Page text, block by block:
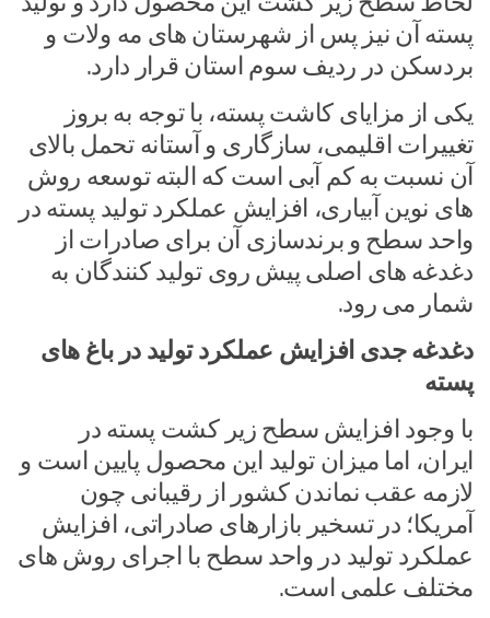
پسته آن نیز پس از شهرستان های مه ولات و
بردسکن در ردیف سوم استان قرار دارد.
یکی از مزایای کاشت پسته، با توجه به بروز
تغییرات اقلیمی، سازگاری و آستانه تحمل بالای
آن نسبت به کم آبی است که البته توسعه روش
های نوین آبیاری، افزایش عملکرد تولید پسته در
واحد سطح و برندسازی آن برای صادرات از
دغدغه های اصلی پیش روی تولید کنندگان به
شمار می رود.
دغدغه جدی افزایش عملکرد تولید در باغ های
پسته
با وجود افزایش سطح زیر کشت پسته در
ایران، اما میزان تولید این محصول پایین است و
لازمه عقب نماندن کشور از رقیبانی چون
آمریکا؛ در تسخیر بازارهای صادراتی، افزایش
عملکرد تولید در واحد سطح با اجرای روش های
مختلف علمی است.